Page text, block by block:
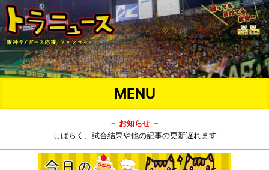
MENU
－ お知らせ －
しばらく、試合結果や他の記事の更新遅れます